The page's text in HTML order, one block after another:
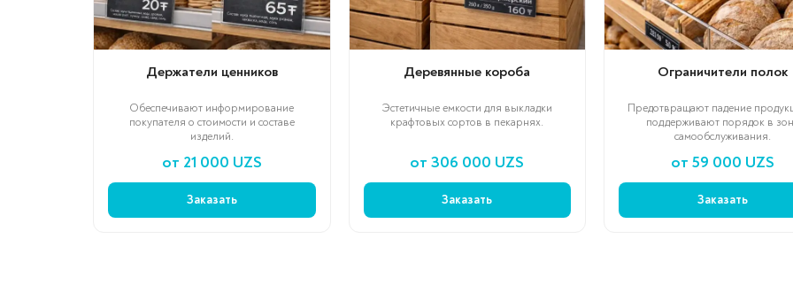
Держатели ценников
Обеспечивают информирование
покупателя о стоимости и составе
изделий.
от 21 000 UZS
Заказать
Деревянные короба
Эстетичные емкости для выкладки
крафтовых сортов в пекарнях.
от 306 000 UZS
Заказать
Ограничители полок
Предотвращают падение
поддерживают порядок в
самообслуживания.
от 59 000 UZS
Заказать